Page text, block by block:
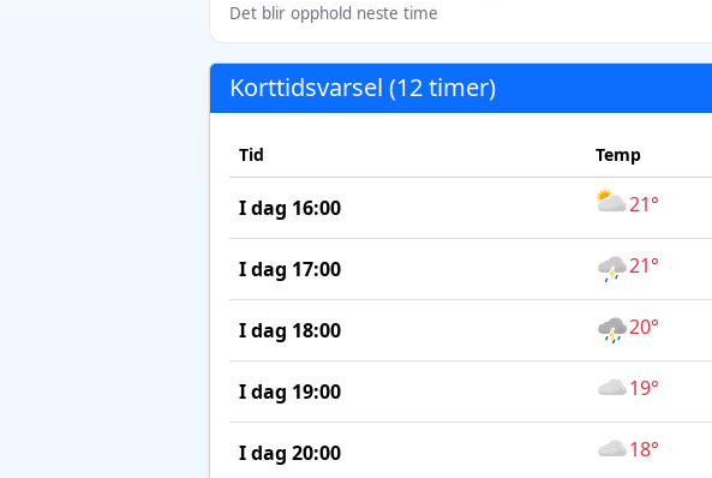
Det blir opphold neste time
Korttidsvarsel (12 timer)
Tid Temp
I dag 16:00 21°
I dag 17:00 21°
I dag 18:00 20°
I dag 19:00 19°
I dag 20:00 18°